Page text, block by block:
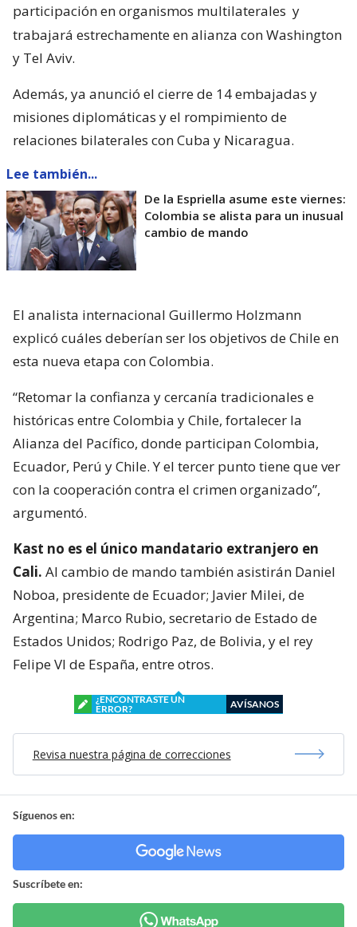
participación en organismos multilaterales y
trabajará estrechamente en alianza con Washington
y Tel Aviv.
Además, ya anunció el cierre de 14 embajadas y
misiones diplomáticas y el rompimiento de
relaciones bilaterales con Cuba y Nicaragua.
Lee también...
De la Espriella asume este viernes:
Colombia se alista para un inusual
cambio de mando
El analista internacional Guillermo Holzmann
explicó cuáles deberían ser los objetivos de Chile en
esta nueva etapa con Colombia.
“Retomar la confianza y cercanía tradicionales e
históricas entre Colombia y Chile, fortalecer la
Alianza del Pacífico, donde participan Colombia,
Ecuador, Perú y Chile. Y el tercer punto tiene que ver
con la cooperación contra el crimen organizado”,
argumentó.
Kast no es el único mandatario extranjero en
Cali. Al cambio de mando también asistirán Daniel
Noboa, presidente de Ecuador; Javier Milei, de
Argentina; Marco Rubio, secretario de Estado de
Estados Unidos; Rodrigo Paz, de Bolivia, y el rey
Felipe VI de España, entre otros.
¿ENCONTRASTE UN
ERROR?
AVÍSANOS
Revisa nuestra página de correcciones
Síguenos en:
Suscríbete en: